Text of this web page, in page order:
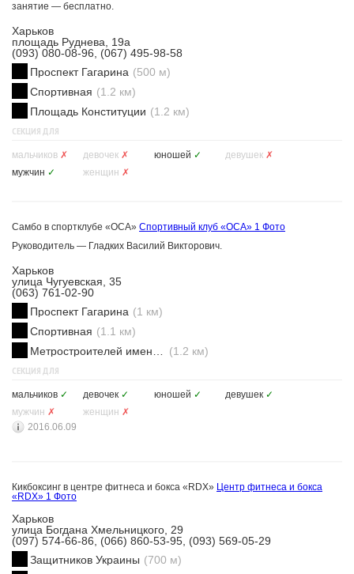
занятие — бесплатно.
Харьков
площадь Руднева, 19а
(093) 080-08-96, (067) 495-98-58
Проспект Гагарина (500 м)
Спортивная (1.2 км)
Площадь Конституции (1.2 км)
СЕКЦИЯ ДЛЯ
мальчиков ✗ девочек ✗ юношей ✓ девушек ✗
мужчин ✓ женщин ✗
Самбо в спортклубе «ОСА» Спортивный клуб «ОСА» 1 Фото
Руководитель — Гладких Василий Викторович.
Харьков
улица Чугуевская, 35
(063) 761-02-90
Проспект Гагарина (1 км)
Спортивная (1.1 км)
(1.2 км)
СЕКЦИЯ ДЛЯ
мальчиков ✓ девочек ✓ юношей ✓ девушек ✓
мужчин ✗ женщин ✗
2016.06.09
Кикбоксинг в центре фитнеса и бокса «RDX» Центр фитнеса и бокса
«RDX» 1 Фото
Харьков
улица Богдана Хмельницкого, 29
(097) 574-66-86, (066) 860-53-95, (093) 569-05-29
Защитников Украины (700 м)